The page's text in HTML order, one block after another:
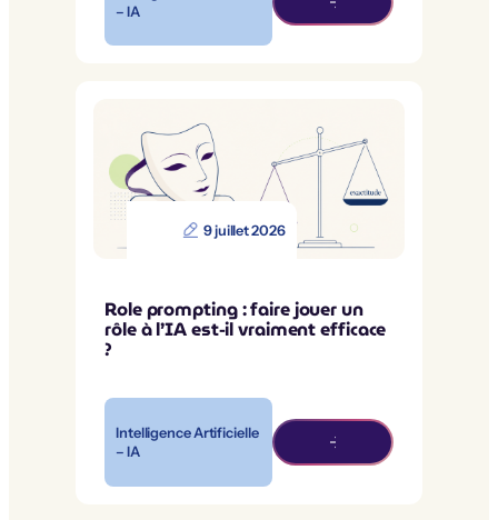
– IA
9 juillet 2026
Role prompting : faire jouer un
rôle à l’IA est-il vraiment efficace
?
Intelligence Artificielle
– IA